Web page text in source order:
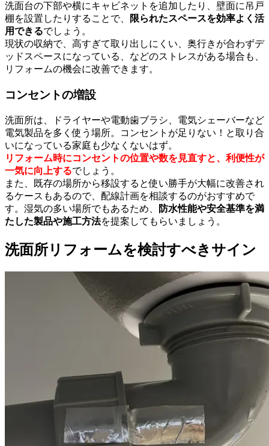
洗面台の下部や横にキャビネットを追加したり、壁面に吊戸
棚を設置したりすることで、
限られたスペースを効率よく活
用できるでしょう。
現状の収納で、高すぎて取り出しにくい、奥行きが合わずデ
ッドスペースになっている、などのストレスがある場合も、
リフォームの機会に改善できます。
コンセントの増設
洗面所は、ドライヤーや電動歯ブラシ、電気シェーバーなど
電気製品を多く使う場所。コンセントが足りない！と取り合
いになっている家庭も少なくないはず。
リフォーム時にコンセントの位置や数を見直すと、利便性が
一気に向上するでしょう。
また、既存の場所から移設すると使い勝手が大幅に改善され
るケースもあるので、配線計画を相談するのがおすすめで
す。湿気の多い場所でもあるため、
防水性能や安全基準を満
たした製品や施工方法を提案してもらいましょう。
洗面所リフォームを検討すべきサイン